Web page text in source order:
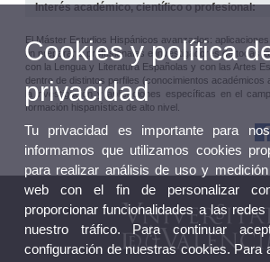
Interés académico, científico o profesional:
El Máster Estudios Hispánicos avanzados:
fin preparar a profesionales e investigadores de todas
con la Lengua y Literatura Españolas y con las Artes
dentro de distintos perfiles (conocimientos académicos
la investigación y aplicaciones específicas en el
formación hispanística de alto nivel.
Cookies y política
privacidad
Tu privacidad es importante para
informamos que utilizamos cookies
para realizar análisis de uso y
web con el fin de personalizar
proporcionar funcionalidades a las
nuestro tráfico. Para continuar
configuración de nuestras cookies. Para